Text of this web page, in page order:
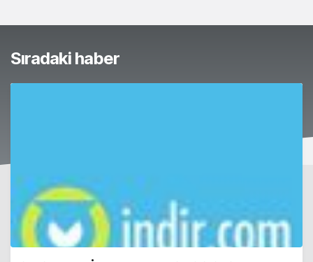
Sıradaki haber